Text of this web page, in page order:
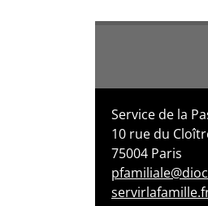
Service de la
10 rue du
75004 Paris